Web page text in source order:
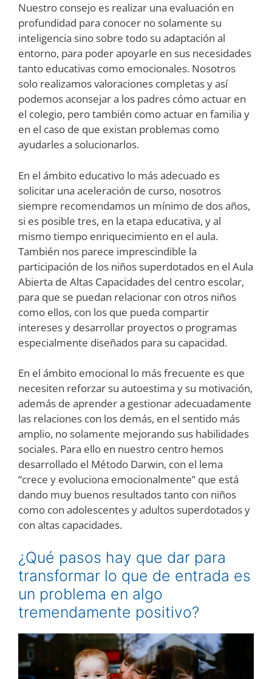
Nuestro consejo es realizar una evaluación en
profundidad para conocer no solamente su
inteligencia sino sobre todo su adaptación al
entorno, para poder apoyarle en sus necesidades
tanto educativas como emocionales. Nosotros
solo realizamos valoraciones completas y así
podemos aconsejar a los padres cómo actuar en
el colegio, pero también como actuar en familia y
en el caso de que existan problemas como
ayudarles a solucionarlos.
En el ámbito educativo lo más adecuado es
solicitar una aceleración de curso, nosotros
siempre recomendamos un mínimo de dos años,
si es posible tres, en la etapa educativa, y al
mismo tiempo enriquecimiento en el aula.
También nos parece imprescindible la
participación de los niños superdotados en el Aula
Abierta de Altas Capacidades del centro escolar,
para que se puedan relacionar con otros niños
como ellos, con los que pueda compartir
intereses y desarrollar proyectos o programas
especialmente diseñados para su capacidad.
En el ámbito emocional lo más frecuente es que
necesiten reforzar su autoestima y su motivación,
además de aprender a gestionar adecuadamente
las relaciones con los demás, en el sentido más
amplio, no solamente mejorando sus habilidades
sociales. Para ello en nuestro centro hemos
desarrollado el Método Darwin, con el lema
“crece y evoluciona emocionalmente” que está
dando muy buenos resultados tanto con niños
como con adolescentes y adultos superdotados y
con altas capacidades.
¿Qué pasos hay que dar para
transformar lo que de entrada es
un problema en algo
tremendamente positivo?